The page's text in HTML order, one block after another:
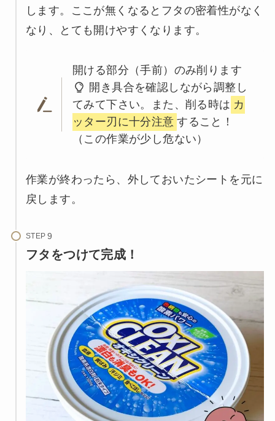
します。ここが無くなるとフタの密着性がなく
なり、とても開けやすくなります。
開ける部分（手前）のみ削ります
開き具合を確認しながら調整し
てみて下さい。また、削る時は カ
ッター刃に十分注意 すること！
（この作業が少し危ない）
作業が終わったら、外しておいたシートを元に
戻します。
STEP
フタをつけて完成！